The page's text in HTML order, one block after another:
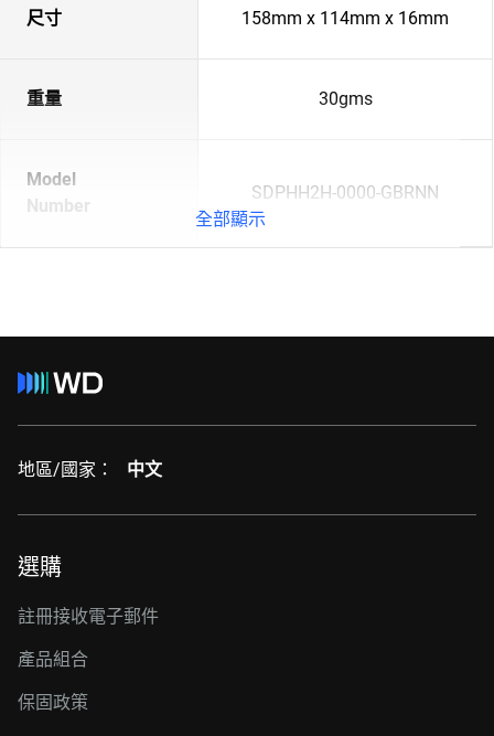
尺寸 158mm x 114mm x 16mm
重量 30gms
Model
Number
SDPHH2H-0000-GBRNN
全部顯示
地區/國家： 中文
選購
註冊接收電子郵件
產品組合
保固政策